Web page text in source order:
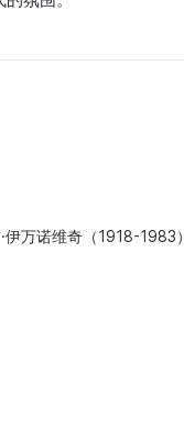
伊万诺维奇（1918-1983）